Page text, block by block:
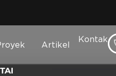
Artikel
Kontak